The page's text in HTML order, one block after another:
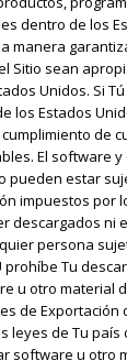
dentro de los
manera
Sitio sean
Unidos. Si
los Estados
de
El software y
pueden estar
impuestos por
descargados ni
persona
prohíbe Tu
u otro material
de Exportación
leyes de Tu país
software u otro